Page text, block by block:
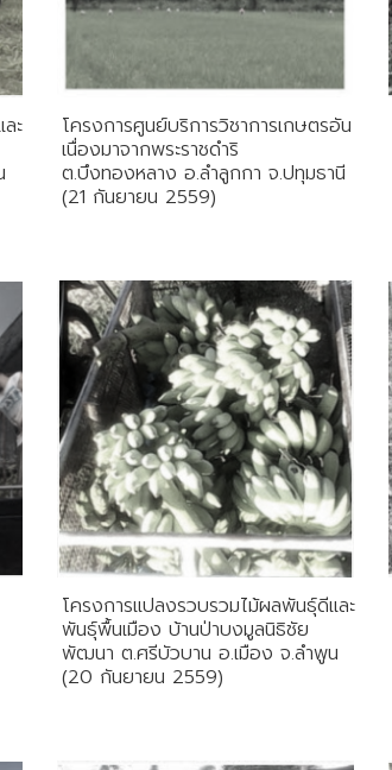
ะ
โครงการศูนย์บริการวิชาการเกษตรอัน
เนื่องมาจากพระราชดำริ
ต.บึงทองหลาง อ.ลำลูกกา จ.ปทุมธานี
(21 กันยายน 2559)
โครงการแปลงรวบรวมไม้ผลพันธุ์ดีและ
พันธุ์พื้นเมือง บ้านป่าบงมูลนิธิชัย
พัฒนา ต.ศรีบัวบาน อ.เมือง จ.ลำพูน
(20 กันยายน 2559)